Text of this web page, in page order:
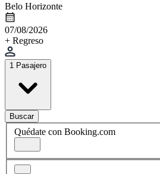
Belo Horizonte
07/08/2026
+ Regreso
1 Pasajero
Buscar
Quédate con Booking.com